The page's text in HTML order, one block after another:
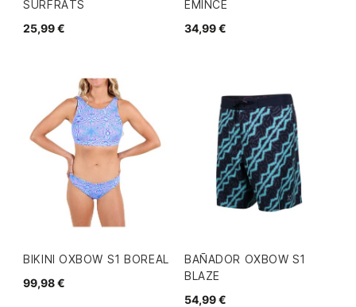
SURFRATS
25,99 €
EMINCE
34,99 €
BIKINI OXBOW S1 BOREAL
99,98 €
BAÑADOR OXBOW S1
BLAZE
54,99 €